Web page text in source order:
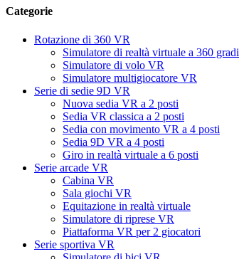
Categorie
Rotazione di 360 VR
Simulatore di realtà virtuale a 360 gradi
Simulatore di volo VR
Simulatore multigiocatore VR
Serie di sedie 9D VR
Nuova sedia VR a 2 posti
Sedia VR classica a 2 posti
Sedia con movimento VR a 4 posti
Sedia 9D VR a 4 posti
Giro in realtà virtuale a 6 posti
Serie arcade VR
Cabina VR
Sala giochi VR
Equitazione in realtà virtuale
Simulatore di riprese VR
Piattaforma VR per 2 giocatori
Serie sportiva VR